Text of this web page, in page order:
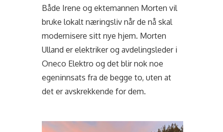
Både Irene og ektemannen Morten vil
bruke lokalt næringsliv når de nå skal
modernisere sitt nye hjem. Morten
Ulland er elektriker og avdelingsleder i
Oneco Elektro og det blir nok noe
egeninnsats fra de begge to, uten at
det er avskrekkende for dem.